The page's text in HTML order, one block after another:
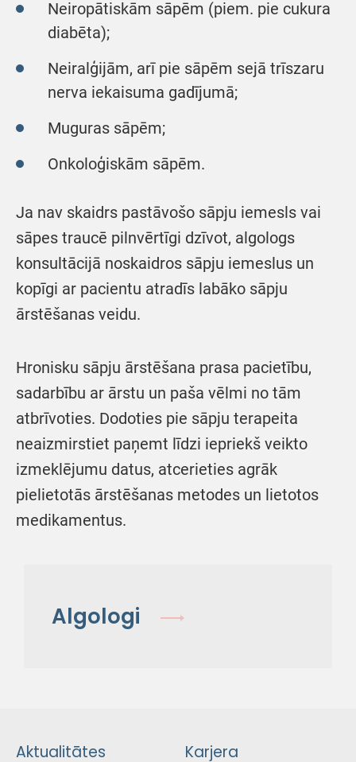
Neiropātiskām sāpēm (piem. pie cukura
diabēta);
Neiralģijām, arī pie sāpēm sejā trīszaru
nerva iekaisuma gadījumā;
Muguras sāpēm;
Onkoloģiskām sāpēm.
Ja nav skaidrs pastāvošo sāpju iemesls vai
sāpes traucē pilnvērtīgi dzīvot, algologs
konsultācijā noskaidros sāpju iemeslus un
kopīgi ar pacientu atradīs labāko sāpju
ārstēšanas veidu.
Hronisku sāpju ārstēšana prasa pacietību,
sadarbību ar ārstu un paša vēlmi no tām
atbrīvoties. Dodoties pie sāpju terapeita
neaizmirstiet paņemt līdzi iepriekš veikto
izmeklējumu datus, atcerieties agrāk
pielietotās ārstēšanas metodes un lietotos
medikamentus.
Algologi
Aktualitātes Karjera